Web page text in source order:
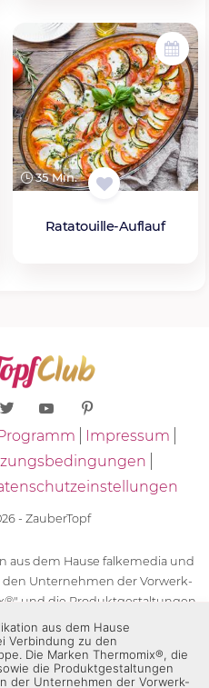
35 Min.
Ratatouille-Auflauf
Impressum
- ZauberTopf
aus dem Hause falkemedia und
Unternehmen der Vorwerk-
und die Produktgestaltungen
Marken der Unternehmen
Thermomix®, die Zeichen TM5®,
des Thermomix®
der Vorwerk-Gruppe
aus dem Hause
Verbindung zu den
Die Marken Thermomix®, die
die Produktgestaltungen
der Unternehmen der Vorwerk-